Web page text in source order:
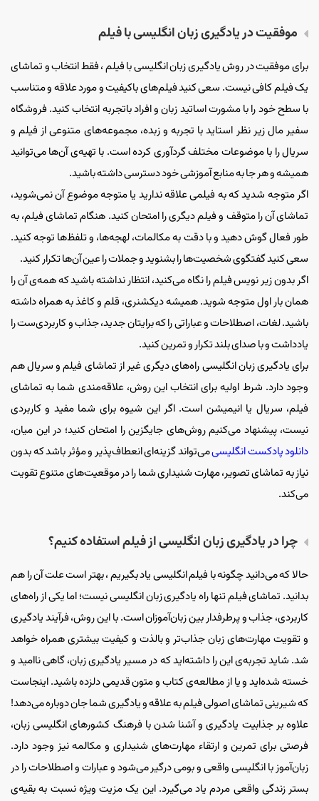
موفقیت در یادگیری زبان انگلیسی با فیلم
برای موفقیت در روش یادگیری زبان انگلیسی با فیلم ، فقط انتخاب و تماشای
یک فیلم کافی نیست. سعی کنید فیلم‌های باکیفیت و مورد علاقه و متناسب
با سطح خود را با مشورت اساتید زبان و افراد باتجربه انتخاب کنید. فروشگاه
سفیر مال زیر نظر استاید با تجربه و زبده، مجموعه‌‌های متنوعی از فیلم و
سریال را با موضوعات مختلف گرد‌آوری کرده است. با تهیه‌ی آن‌ها می‌توانید
همیشه و هر جا به منابع آموزشی خود دسترسی داشته باشید.
اگر متوجه شدید که به فیلمی علاقه ندارید یا متوجه موضوع آن نمی‌شوید،
تماشای آن را متوقف و فیلم دیگری را امتحان کنید. هنگام تماشای فیلم، به
طور فعال گوش دهید و با دقت به مکالمات، لهجه‌ها، و تلفظ‌ها توجه کنید.
سعی کنید گفتگوی شخصیت‌ها را بشنوید و جملات را عین آن‌ها تکرار کنید.
اگر بدون زیر نویس فیلم را نگاه می‌کنید، انتظار نداشته باشید که همه‌ی آن را
همان بار اول متوجه شوید. همیشه دیکشنری، قلم و کاغذ به همراه داشته
باشید. لغات، اصطلاحات و عباراتی را که برایتان جدید، جذاب و کاربردی‌ست را
یادداشت و با صدای بلند تکرار و تمرین کنید.
برای یادگیری زبان انگلیسی راه‌های دیگری غیر از تماشای فیلم و سریال هم
وجود دارد. شرط اولیه برای انتخاب این روش، علاقه‌مندی شما به تماشای
فیلم، سریال یا انیمیشن است. اگر این شیوه برای شما مفید و کاربردی
نیست، پیشنهاد می‌کنیم روش‌های جایگزین را امتحان کنید؛ در این میان،
دانلود پادکست انگلیسیمی‌تواند گزینه‌ای انعطاف‌پذیر و مؤثر باشد که بدون
نیاز به تماشای تصویر، مهارت شنیداری شما را در موقعیت‌های متنوع تقویت
می‌کند.
چرا در یادگیری زبان انگلیسی از فیلم استفاده کنیم؟
حالا که می‌دانید چگونه با فیلم انگلیسی یاد بگیریم ، بهتر است علت آن را هم
بدانید. تماشای فیلم تنها راه یادگیری زبان انگلیسی نیست؛ اما یکی از راه‌های
کاربردی، جذاب و پرطرفدار بین زبان‌آموزان است. با این روش، فرآیند یادگیری
و تقویت مهارت‌های زبان جذاب‌تر و بالذت و کیفیت بیشتری همراه خواهد
شد. شاید تجربه‌ی این را داشته‌اید که در مسیر یادگیری زبان، گاهی ناامید و
خسته شده‌اید و یا از مطالعه‌ی کتاب و متون قدیمی دلزده باشید. اینجاست
که شیرینی تماشای اصولی فیلم به علاقه و یادگیری شما جان دوباره می‌دهد!
علاوه بر جذابیت یادگیری و آشنا شدن با فرهنگ کشورهای انگلیسی زبان،
فرصتی برای تمرین و ارتقاء مهارت‌های شنیداری و مکالمه نیز وجود دارد.
زبان‌آموز با انگلیسی واقعی و بومی درگیر می‌شود و عبارات و اصطلاحات را در
بستر زندگی واقعی مردم یاد می‌گیرد. این یک مزیت ویژه‌ نسبت به بقیه‌ی